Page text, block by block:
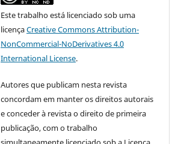
Este trabalho está licenciado sob uma
licençaCreative Commons Attribution-
NonCommercial-NoDerivatives 4.0
International License.
Autores que publicam nesta revista
concordam em manter os direitos autorais
e conceder à revista o direito de primeira
publicação, com o trabalho